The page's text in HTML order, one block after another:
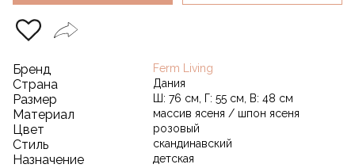
Бренд Ferm Living
Страна Дания
Размер Ш: 76 см, Г: 55 см, В: 48 см
Материал массив ясеня / шпон ясеня
Цвет розовый
Стиль скандинавский
Назначение детская